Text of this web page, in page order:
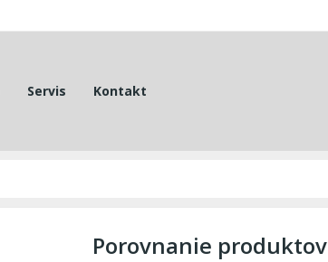
Servis Kontakt
Porovnanie produktov